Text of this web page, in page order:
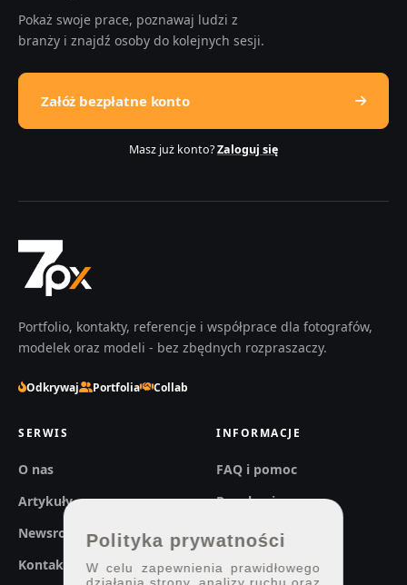
Pokaż swoje prace, poznawaj ludzi z
branży i znajdź osoby do kolejnych sesji.
Załóż bezpłatne konto
Masz już konto?Zaloguj się
Portfolio, kontakty, referencje i współprace dla fotografów,
modelek oraz modeli - bez zbędnych rozpraszaczy.
Odkrywaj Portfolia Collab
SERWIS
O nas
Artykuły
Newsroom
Kontakt
INFORMACJE
FAQ i pomoc
Regulaminy
Prywatność
Polityka prywatności
W celu zapewnienia prawidłowego